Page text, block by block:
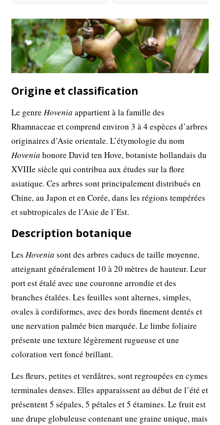
Origine et classification
Le genreHovenia appartient à la famille des
Rhamnaceae et comprend environ 3 à 4 espèces d’arbres
originaires d’Asie orientale. L’étymologie du nom
Hovenia honore David ten Hove, botaniste hollandais du
XVIIIe siècle qui contribua aux études sur la flore
asiatique. Ces arbres sont principalement distribués en
Chine, au Japon et en Corée, dans les régions tempérées
et subtropicales de l’Asie de l’Est.
Description botanique
LesHovenia sont des arbres caducs de taille moyenne,
atteignant généralement 10 à 20 mètres de hauteur. Leur
port est étalé avec une couronne arrondie et des
branches étalées. Les feuilles sont alternes, simples,
ovales à cordiformes, avec des bords finement dentés et
une nervation palmée bien marquée. Le limbe foliaire
présente une texture légèrement rugueuse et une
coloration vert foncé brillant.
Les fleurs, petites et verdâtres, sont regroupées en cymes
terminales denses. Elles apparaissent au début de l’été et
présentent 5 sépales, 5 pétales et 5 étamines. Le fruit est
une drupe globuleuse contenant une graine unique, mais